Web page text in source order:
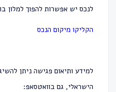
לנכס יש אפשרות להפוך למלון
הקליקו מיקום הנכס
למידע ותיאום פגישה ניתן
הישראלי, גם בוואטסאפ: